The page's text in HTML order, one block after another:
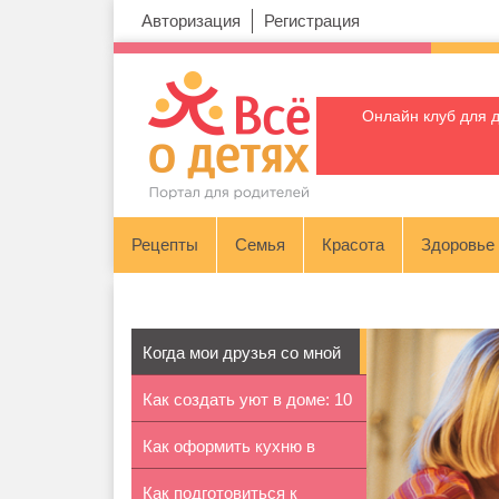
Авторизация Регистрация
Онлайн клуб для
Рецепты Семья Красота Здоровье
Когда мои друзья со мной
Как создать уют в доме: 10
советов
Как оформить кухню в
скандинавс...
Как подготовиться к